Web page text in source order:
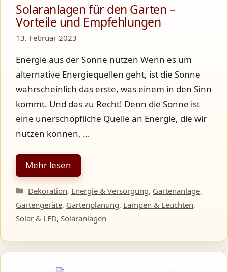
Solaranlagen für den Garten –
Vorteile und Empfehlungen
13. Februar 2023
Energie aus der Sonne nutzen Wenn es um
alternative Energiequellen geht, ist die Sonne
wahrscheinlich das erste, was einem in den Sinn
kommt. Und das zu Recht! Denn die Sonne ist
eine unerschöpfliche Quelle an Energie, die wir
nutzen können, …
Mehr lesen
Kategorien
Dekoration, Energie & Versorgung, Gartenanlage,
Gartengeräte, Gartenplanung, Lampen & Leuchten,
Solar & LED, Solaranlagen